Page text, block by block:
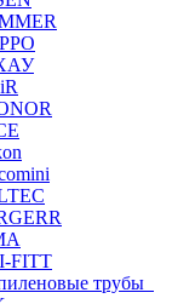
FITT
трубы